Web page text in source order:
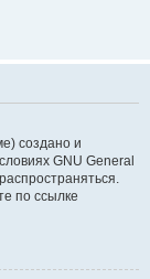
создано и
GNU General
по ссылке